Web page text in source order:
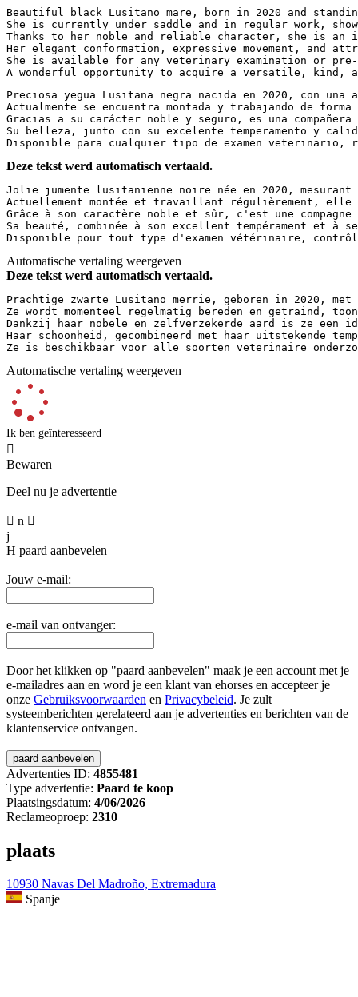
Beautiful black Lusitano mare, born in 2020 and
She is currently under saddle and in regular work,
Thanks to her noble and reliable character, she is
Her elegant conformation, expressive movement, and
She is available for any veterinary examination or
A wonderful opportunity to acquire a versatile, kind,
Preciosa yegua Lusitana negra nacida en 2020, con
Actualmente se encuentra montada y trabajando de
Gracias a su carácter noble y seguro, es una
Su belleza, junto con su excelente temperamento y
Disponible para cualquier tipo de examen veterinario,
Deze tekst werd automatisch vertaald.
Jolie jumente lusitanienne noire née en 2020,
Actuellement montée et travaillant régulièrement,
Grâce à son caractère noble et sûr, c'est une
Sa beauté, combinée à son excellent tempérament
Disponible pour tout type d'examen vétérinaire,
Automatische vertaling weergeven
Deze tekst werd automatisch vertaald.
Prachtige zwarte Lusitano merrie, geboren in 2020,
Ze wordt momenteel regelmatig bereden en getraind,
Dankzij haar nobele en zelfverzekerde aard is ze
Haar schoonheid, gecombineerd met haar
Ze is beschikbaar voor alle soorten veterinaire
Automatische vertaling weergeven
Ik ben geïnteresseerd

Bewaren
Deel nu je advertentie
 n 
j
H paard aanbevelen
Jouw e-mail:
e-mail van ontvanger:
Door het klikken op "paard aanbevelen" maak je een account met je
e-mailadres aan en word je een klant van ehorses en accepteer je
onze Gebruiksvoorwaarden en Privacybeleid. Je zult
systeemberichten gerelateerd aan je advertenties en berichten van de
klantenservice ontvangen.
Advertenties ID: 4855481
Type advertentie: Paard te koop
Plaatsingsdatum: 4/06/2026
Reclameoproep: 2310
plaats
10930 Navas Del Madroño, Extremadura
Spanje